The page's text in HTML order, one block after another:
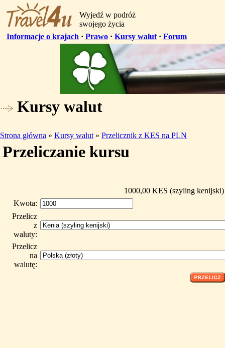
Wyjedź w podróż
swojego życia
Informacje o krajach · Prawo · Kursy walut · Forum
Kursy walut
Strona główna » Kursy walut » Przelicznik z KES na PLN
Przeliczanie kursu
1000,00 KES (szyling
Kwota:
Przelicz
z
waluty:
Przelicz
na
walutę: